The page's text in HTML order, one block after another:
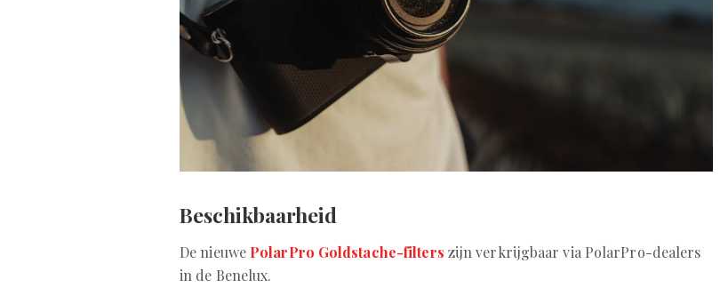
Beschikbaarheid
De nieuwe PolarPro Goldstache-filters zijn verkrijgbaar via PolarPro-dealers
in de Benelux.